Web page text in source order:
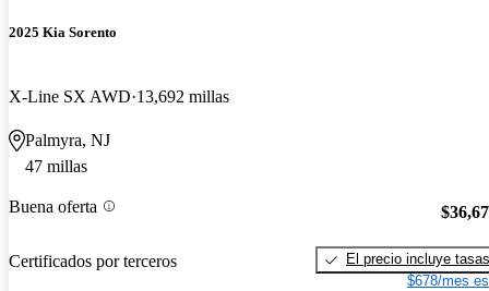
2025 Kia Sorento
X-Line SX AWD 13,692 millas
Palmyra, NJ
47 millas
Buena oferta
Certificados por terceros
El precio incluye tasas
$678/mes